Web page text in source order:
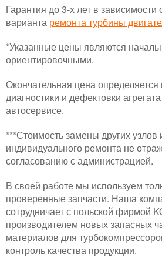
Гарантия до 3-х лет в зависимости
варианта ремонта турбины
*Указанные цены являются
ориентировочными.
Окончательная цена
диагностики и дефектовки
автосервисе.
***Стоимость замены других узлов
индивидуального ремонта не
согласованию с администрацией.
В своей работе мы используем
проверенные запчасти. Наша
сотрудничает с польской фирмой
производителем новых запасных
материалов для
контроль качества продукции.